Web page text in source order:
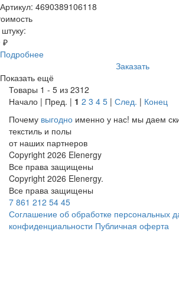
Артикул: 4690389106118
₽
Подробнее
Заказать
Показать ещё
Товары 1 - 5 из 2312
Начало | Пред. | 1 2 3 4 5 | След. | Конец
Почему выгодно именно у нас! мы даем
текстиль и полы
от наших партнеров
Copyright 2026 Elenergy
Все права защищены
Copyright 2026 Elenergy.
Все права защищены
7 861 212 54 45
Соглашение об обработке персональных
конфиденциальности Публичная оферта